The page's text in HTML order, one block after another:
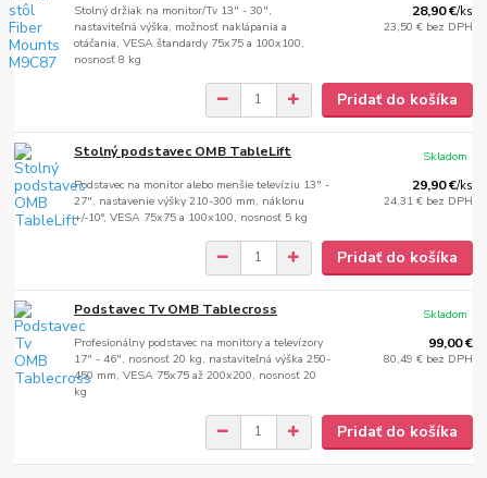
Stolný držiak na monitor/Tv 13" - 30",
nastaviteľná výška, možnosť naklápania a
otáčania, VESA štandardy 75x75 a 100x100,
nosnosť 8 kg
28,90 €/ks
23,50 € bez DPH
Pridať do košíka
Stolný podstavec OMB TableLift
Podstavec na monitor alebo menšie televíziu 13" -
27", nastavenie výšky 210-300 mm, náklonu
+/-10°, VESA 75x75 a 100x100, nosnosť 5 kg
29,90 €/ks
24,31 € bez DPH
Skladom
Pridať do košíka
Podstavec Tv OMB Tablecross
Profesionálny podstavec na monitory a televízory
17" - 46", nosnosť 20 kg, nastaviteľná výška 250-
450 mm, VESA 75x75 až 200x200, nosnosť 20
kg
99,00 €
80,49 € bez DPH
Skladom
Pridať do košíka